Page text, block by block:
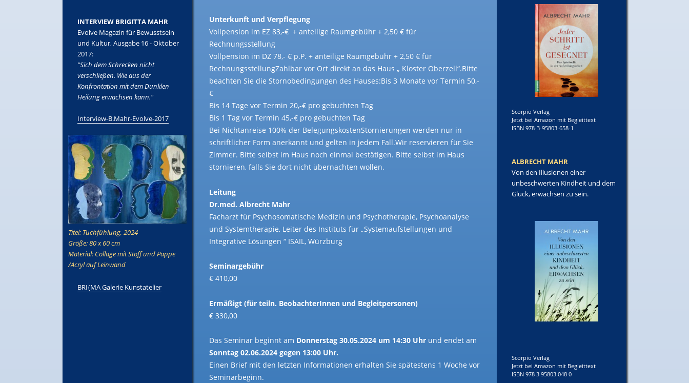
INTERVIEW BRIGITTA MAHR
Evolve Magazin für Bewusstsein
und Kultur, Ausgabe 16 - Oktober
2017:
"Sich dem Schrecken nicht
verschließen. Wie aus der
Konfrontation mit dem Dunklen
Heilung erwachsen kann."
Interview-B.Mahr-Evolve-2017
Titel: Tuchfühlung, 2024
Größe: 80 x 60 cm
Material: Collage mit Stoff und Pappe
/Acryl auf Leinwand
BRI{MA Galerie Kunstatelier
Scorpio Verlag
Jetzt bei Amazon mit Begleittext
ISBN 978-3-95803-658-1
ALBRECHT MAHR
Von den Illusionen einer
unbeschwerten Kindheit und dem
Glück, erwachsen zu sein.
Scorpio Verlag
Jetzt bei Amazon mit Begleittext
ISBN 978 3 95803 048 0
Unterkunft und Verpflegung
Vollpension im EZ 83,-€ + anteilige Raumgebühr + 2,50 € für
Rechnungsstellung
Vollpension im DZ 78,- € p.P. + anteilige Raumgebühr + 2,50 € für
RechnungsstellungZahlbar vor Ort direkt an das Haus „ Kloster Oberzell“.Bitte
beachten Sie die Stornobedingungen des Hauses:Bis 3 Monate vor Termin 50,-
€
Bis 14 Tage vor Termin 20,-€ pro gebuchten Tag
Bis 1 Tag vor Termin 45,-€ pro gebuchten Tag
Bei Nichtanreise 100% der BelegungskostenStornierungen werden nur in
schriftlicher Form anerkannt und gelten in jedem Fall.Wir reservieren für Sie
Zimmer. Bitte selbst im Haus noch einmal bestätigen. Bitte selbst im Haus
stornieren, falls Sie dort nicht übernachten wollen.
Leitung
Dr.med. Albrecht Mahr
Facharzt für Psychosomatische Medizin und Psychotherapie, Psychoanalyse
und Systemtherapie, Leiter des Instituts für „Systemaufstellungen und
Integrative Lösungen “ ISAIL, Würzburg
Seminargebühr
€ 410,00
Ermäßigt (für teiln. BeobachterInnen und Begleitpersonen)
€ 330,00
Das Seminar beginnt am Donnerstag 30.05.2024 um 14:30 Uhr und endet am
Sonntag 02.06.2024 gegen 13:00 Uhr.
Einen Brief mit den letzten Informationen erhalten Sie spätestens 1 Woche vor
Seminarbeginn.